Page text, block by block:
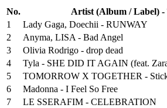
No.
Artist (Album / Label) -
1
Lady Gaga, Doechii - RUNWAY
2
Anyma, LISA - Bad Angel
3
Olivia Rodrigo - drop dead
4
Tyla - SHE DID IT AGAIN (feat.
5
TOMORROW X TOGETHER -
6
Madonna - I Feel So Free
7
LE SSERAFIM - CELEBRATION